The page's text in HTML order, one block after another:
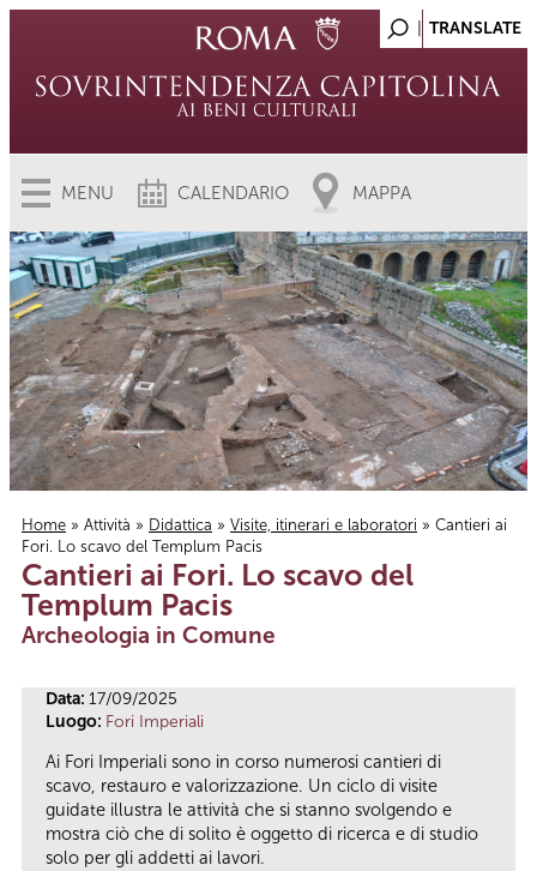
MENU CALENDARIO MAPPA
Tu sei qui
Home » Attività » Didattica » Visite, itinerari e laboratori » Cantieri ai
Fori. Lo scavo del Templum Pacis
Cantieri ai Fori. Lo scavo del
Templum Pacis
Archeologia in Comune
Data: 17/09/2025
Luogo: Fori Imperiali
Ai Fori Imperiali sono in corso numerosi cantieri di
scavo, restauro e valorizzazione. Un ciclo di visite
guidate illustra le attività che si stanno svolgendo e
mostra ciò che di solito è oggetto di ricerca e di studio
solo per gli addetti ai lavori.